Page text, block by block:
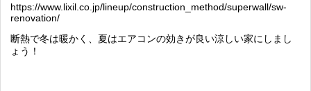
https://www.lixil.co.jp/lineup/construction_method/superwall/sw-
renovation/
断熱で冬は暖かく、夏はエアコンの効きが良い涼しい家にしまし
ょう！